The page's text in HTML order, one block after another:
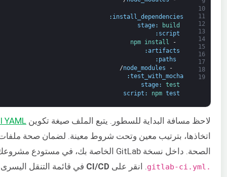
10
11
12
13
14
15
16
17
18
19
install_dependencies
:
stage:
build
script
:
-
npm install
artifacts
:
paths
:
-
node_modules
/
test_with_mocha
:
stage:
test
script : npm test
لاحظ مسافة البداية للسطور. يتبع الملف صيغة تكوين YAML
الصحة. داخل نسخة GitLab الخاصة بك، في مستودع مشروعك، يمكنك زيارة واجهة CI lint للتحقق من صحة ملف
.gitlab-ci.yml . انقر على CI/CD في قائمة التنقل